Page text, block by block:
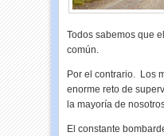
Todos sabemos que
común.
Por el contrario. Los
enorme reto de
la mayoría de
El constante